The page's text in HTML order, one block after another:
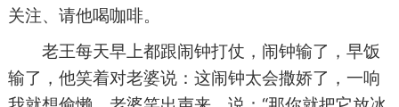
关注、请他喝咖啡。
老王每天早上都跟闹钟打仗，闹钟输了，早饭
输了，他笑着对老婆说：这闹钟太会撒娇了，一响